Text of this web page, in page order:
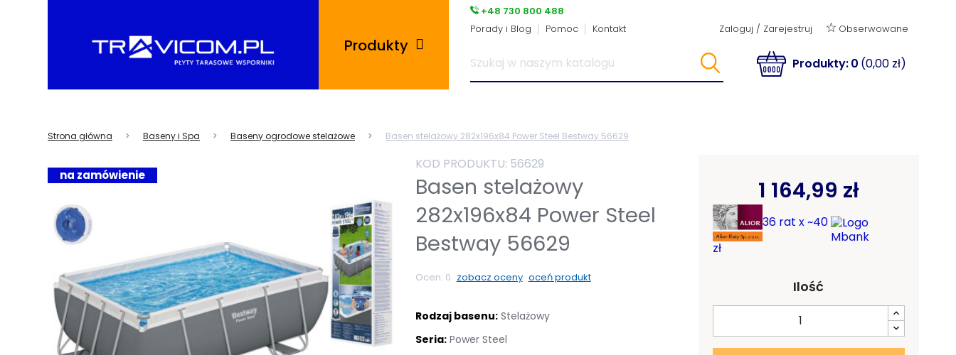
Produkty
Posadzki przemysłowe
Płyty tarasowe
Płytki podłogowe
Wsporniki tarasowe
Panele winylowe
Kostka brukowa
Porady i Blog Pomoc Kontakt
+48 730 800 488
Zaloguj / Zarejestruj Obserwowane
Produkty:0 (0,00 zł)
Strona główna Baseny i Spa Baseny ogrodowe stelażowe Basen stelażowy 282x196x84 Power Steel Bestway 56629
na zamówienie
KOD PRODUKTU: 56629
Basen stelażowy
282x196x84 Power Steel
Bestway 56629
Ocen: 0 zobacz oceny oceń produkt
Rodzaj basenu:Stelażowy
Seria:Power Steel
1 164,99 zł
36 rat x ~40
zł
Ilość